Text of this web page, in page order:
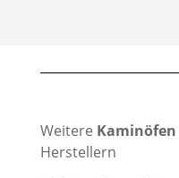
Weitere Kaminöfen
Herstellern